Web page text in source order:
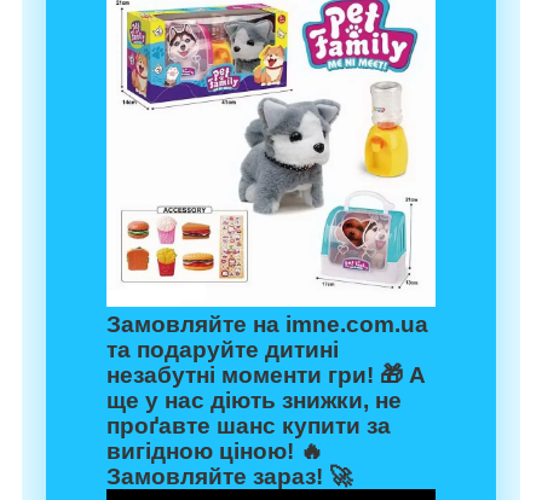
Замовляйте на imne.com.ua
та подаруйте дитині
незабутні моменти гри! 🎁 А
ще у нас діють знижки, не
проґавте шанс купити за
вигідною ціною! 🔥
Замовляйте зараз! 🚀